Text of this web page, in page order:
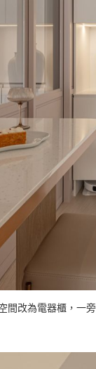
間改為電器櫃，一旁